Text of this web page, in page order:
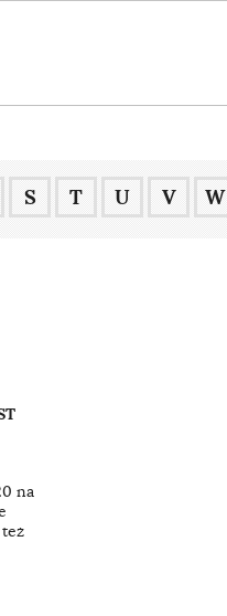
S T U V W
na